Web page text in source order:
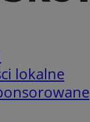
lokalne